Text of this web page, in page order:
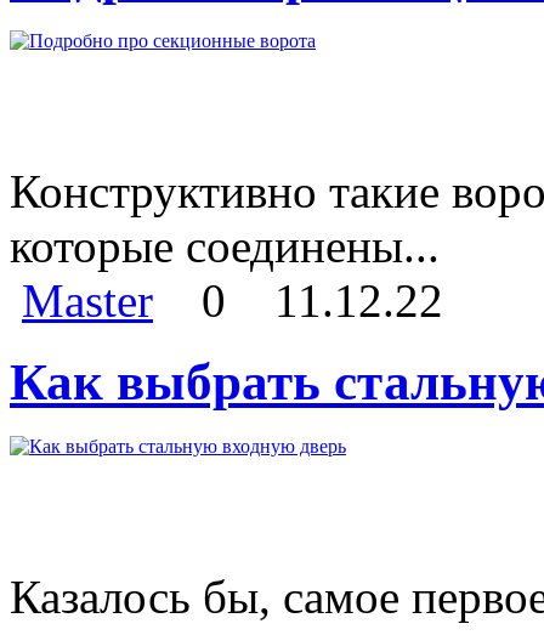
Конструктивно такие
которые соединены...
Master
0 11.12.22
Как выбрать
Казалось бы, самое